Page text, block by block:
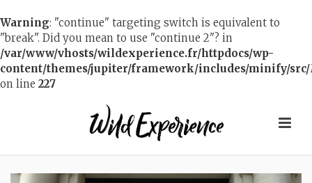
Warning: "continue" targeting switch is equivalent to
"break". Did you mean to use "continue 2"? in
/var/www/vhosts/wildexperience.fr/httpdocs/wp-
content/themes/jupiter/framework/includes/minify/
on line 227